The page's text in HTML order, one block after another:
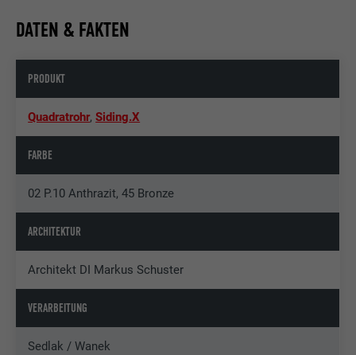
DATEN & FAKTEN
PRODUKT
Quadratrohr,Siding.X
FARBE
02 P.10 Anthrazit, 45 Bronze
ARCHITEKTUR
Architekt DI Markus Schuster
VERARBEITUNG
Sedlak / Wanek